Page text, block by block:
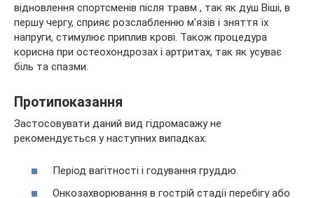
відновлення спортсменів після травм , так як душ Віші, в
першу чергу, сприяє розслабленню м’язів і зняття їх
напруги, стимулює приплив крові. Також процедура
корисна при остеохондрозах і артритах, так як усуває
біль та спазми.
Протипоказання
Застосовувати даний вид гідромасажу не
рекомендується у наступних випадках:
Період вагітності і годування груддю.
Онкозахворювання в гострій стадії перебігу або